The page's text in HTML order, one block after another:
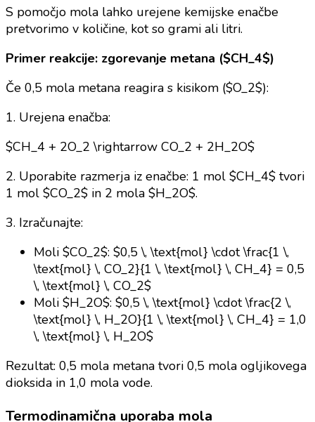
S pomočjo mola lahko urejene kemijske enačbe
pretvorimo v količine, kot so grami ali litri.
Primer reakcije: zgorevanje metana ($CH_4$)
Če 0,5 mola metana reagira s kisikom ($O_2$):
1. Urejena enačba:
$CH_4 + 2O_2 \rightarrow CO_2 + 2H_2O$
2. Uporabite razmerja iz enačbe: 1 mol $CH_4$ tvori
1 mol $CO_2$ in 2 mola $H_2O$.
3. Izračunajte:
Moli $CO_2$: $0,5 \, \text{mol} \cdot \frac{1 \,
\text{mol} \, CO_2}{1 \, \text{mol} \, CH_4} = 0,5
\, \text{mol} \, CO_2$
Moli $H_2O$: $0,5 \, \text{mol} \cdot \frac{2 \,
\text{mol} \, H_2O}{1 \, \text{mol} \, CH_4} = 1,0
\, \text{mol} \, H_2O$
Rezultat: 0,5 mola metana tvori 0,5 mola ogljikovega
dioksida in 1,0 mola vode.
Termodinamična uporaba mola